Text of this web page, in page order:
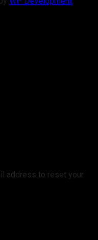
address to reset your